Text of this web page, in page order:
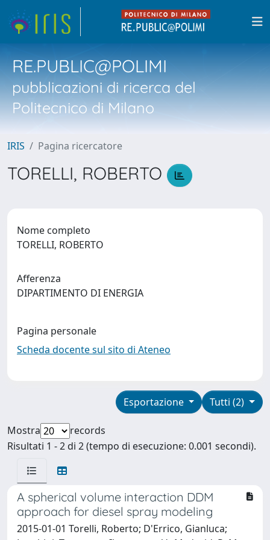
RE.PUBLIC@POLIMI
pubblicazioni di ricerca del
Politecnico di Milano
IRIS Pagina ricercatore
TORELLI, ROBERTO
Nome completo
TORELLI, ROBERTO
Afferenza
DIPARTIMENTO DI ENERGIA
Pagina personale
Scheda docente sul sito di Ateneo
Tutti (2)
Esportazione
Mostra
records
Risultati 1 - 2 di 2 (tempo di esecuzione: 0.001 secondi).
A spherical volume interaction DDM
approach for diesel spray modeling
2015-01-01 Torelli, Roberto; D'Errico, Gianluca;